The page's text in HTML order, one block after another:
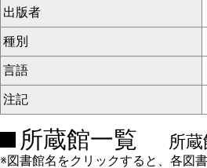
出版者
種別
言語
注記
所蔵館一覧 所
※図書館名をクリックすると、各図